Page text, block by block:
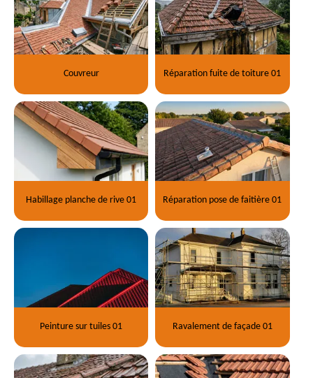
Couvreur Réparation fuite de toiture 01
Habillage planche de rive 01 Réparation pose de faitière 01
Peinture sur tuiles 01 Ravalement de façade 01